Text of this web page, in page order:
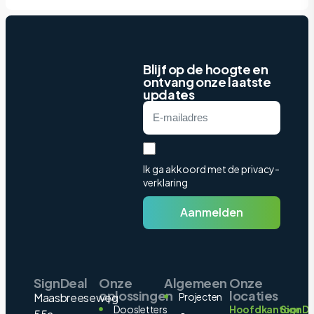
optimaal zichtbaar zijn, dan bieden doosletters
bedrijfsnaam dag én nacht op, wat zorgt voor
extra zichtbaarheid, herkenbaarheid en
uitstraling van je pand.
Blijf op de hoogte en
ontvang onze laatste
updates
Ik ga akkoord met de privacy-
verklaring
Aanmelden
SignDeal
Maasbreeseweg
Onze
oplossingen
Doosletters
Algemeen
Projecten
Onze
locaties
Hoofdkantoor